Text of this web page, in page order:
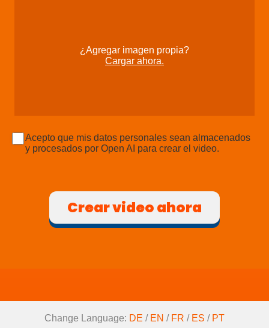
¿Agregar imagen propia?
Cargar ahora.
Acepto que mis datos personales sean almacenados
y procesados por Open AI para crear el video.
Crear video ahora
Change Language: DE / EN / FR / ES / PT